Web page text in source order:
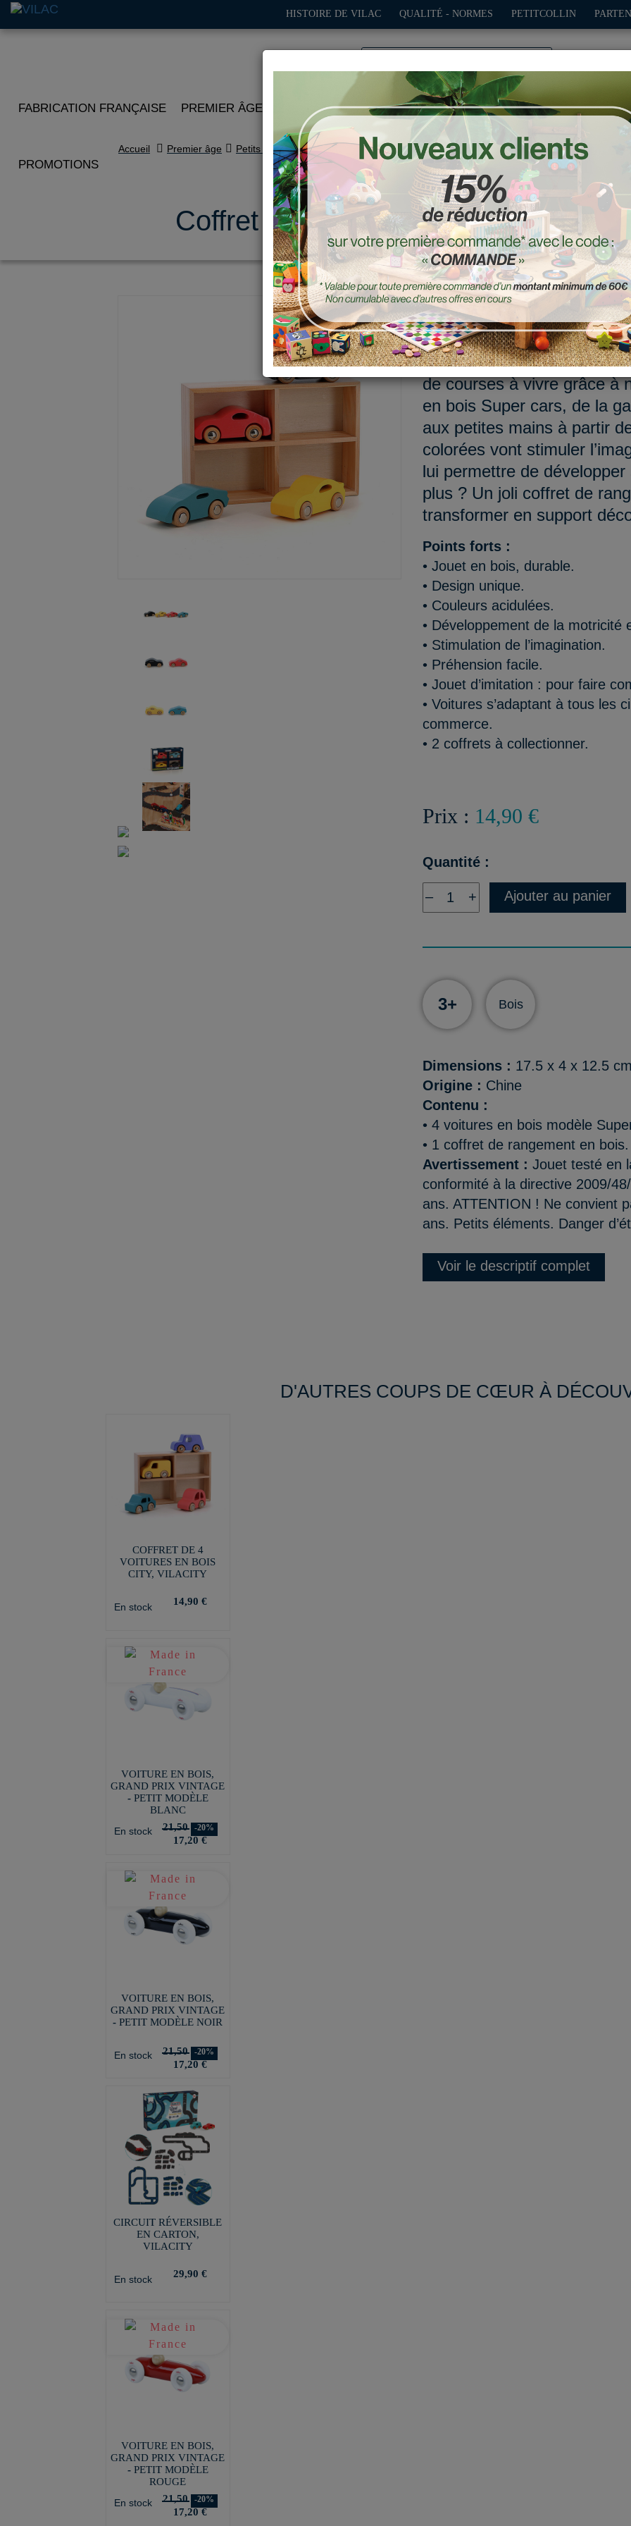
HISTOIRE DE VILAC QUALITÉ - NORMES PETITCOLLIN
FABRICATION FRANÇAISE PREMIER ÂGE IMITATION PLEIN AIR JEUX DÉCO-CADEAUX
PROMOTIONS
Accueil Premier âge Petits bolides
Coffret de 4 voitures en bois Super
Réf. : 2369
3, 2, 1...Partez ! Les roues
sont concentré(e)s, tous
de courses à vivre grâce à
en bois Super cars, de la
aux petites mains à partir
colorées vont stimuler
lui permettre de
plus ? Un joli coffret de
transformer en support
Points forts :
• Jouet en bois, durable.
• Design unique.
• Couleurs acidulées.
• Développement de la motricité
• Stimulation de l’imagination.
• Préhension facile.
• Jouet d’imitation : pour faire
• Voitures s’adaptant à tous les
commerce.
• 2 coffrets à collectionner.
Prix : 14,90 €
Quantité :
– + Ajouter au panier
3+ Bois
Dimensions : 17.5 x 4 x 12.5
Origine : Chine
Contenu :
• 4 voitures en bois modèle
• 1 coffret de rangement en bois.
Avertissement :Jouet testé en
conformité à la directive 2009/
ans. ATTENTION ! Ne convient
ans. Petits éléments. Danger
Voir le descriptif complet
D'AUTRES COUPS DE CŒUR À
COFFRET DE 4
VOITURES EN BOIS
CITY, VILACITY
En stock 14,90 €
VOITURE EN BOIS,
GRAND PRIX VINTAGE
- PETIT MODÈLE
BLANC
En stock
21,50 -20%
17,20 €
VOITURE EN BOIS,
GRAND PRIX VINTAGE
- PETIT MODÈLE NOIR
En stock 21,50 -20%
17,20 €
CIRCUIT RÉVERSIBLE
EN CARTON,
VILACITY
En stock 29,90 €
VOITURE EN BOIS,
GRAND PRIX VINTAGE
- PETIT MODÈLE
ROUGE
En stock
21,50 -20%
17,20 €